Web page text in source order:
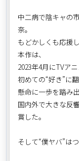
中二病で陰キャの
奈。
もどかしくも応援
本作は、
2023年4月にTVア
初めての“好き”に
懸命に一歩を踏み
国内外で大きな反
賞した。
そして“僕ヤバ”は